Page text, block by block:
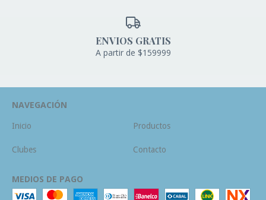
ENVIOS GRATIS
A partir de $159999
NAVEGACIÓN
Inicio Productos
Clubes Contacto
MEDIOS DE PAGO